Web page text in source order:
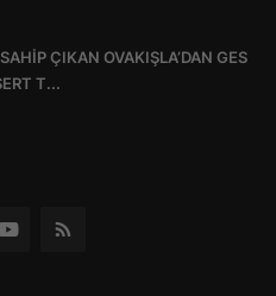
ÇIKAN OVAKIŞLA’DAN GES
T...